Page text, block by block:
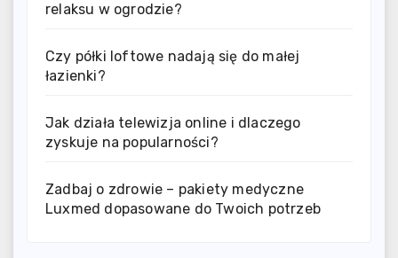
relaksu w ogrodzie?
Czy półki loftowe nadają się do małej
łazienki?
Jak działa telewizja online i dlaczego
zyskuje na popularności?
Zadbaj o zdrowie – pakiety medyczne
Luxmed dopasowane do Twoich potrzeb